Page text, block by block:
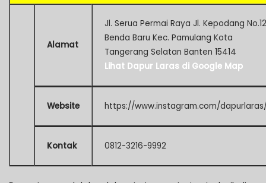
Alamat
Jl. Serua Permai Raya Jl. Kepodang No.12
Benda Baru Kec. Pamulang Kota
Tangerang Selatan Banten 15414
Lihat Dapur Laras di Google Map
Website https://www.instagram.com/
Kontak 0812-3216-9992